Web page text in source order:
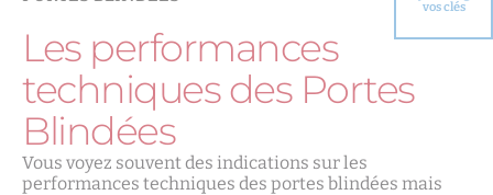
Choisir votre
vos clés
Les performances
techniques des Portes
Blindées
Vous voyez souvent des indications sur les
performances techniques des portes blindées mais